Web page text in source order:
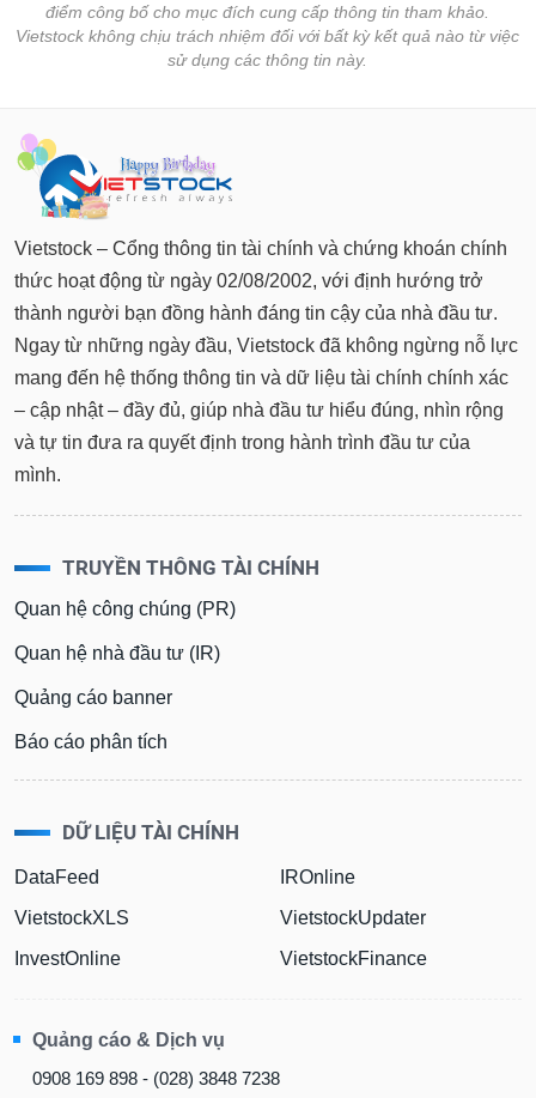
điểm công bố cho mục đích cung cấp thông tin tham khảo.
Vietstock không chịu trách nhiệm đối với bất kỳ kết quả nào từ việc
sử dụng các thông tin này.
Vietstock – Cổng thông tin tài chính và chứng khoán chính
thức hoạt động từ ngày 02/08/2002, với định hướng trở
thành người bạn đồng hành đáng tin cậy của nhà đầu tư.
Ngay từ những ngày đầu, Vietstock đã không ngừng nỗ lực
mang đến hệ thống thông tin và dữ liệu tài chính chính xác
– cập nhật – đầy đủ, giúp nhà đầu tư hiểu đúng, nhìn rộng
và tự tin đưa ra quyết định trong hành trình đầu tư của
mình.
TRUYỀN THÔNG TÀI CHÍNH
Quan hệ công chúng (PR)
Quan hệ nhà đầu tư (IR)
Quảng cáo banner
Báo cáo phân tích
DỮ LIỆU TÀI CHÍNH
DataFeed
VietstockXLS
InvestOnline
IROnline
VietstockUpdater
VietstockFinance
Quảng cáo & Dịch vụ
0908 169 898 - (028) 3848 7238